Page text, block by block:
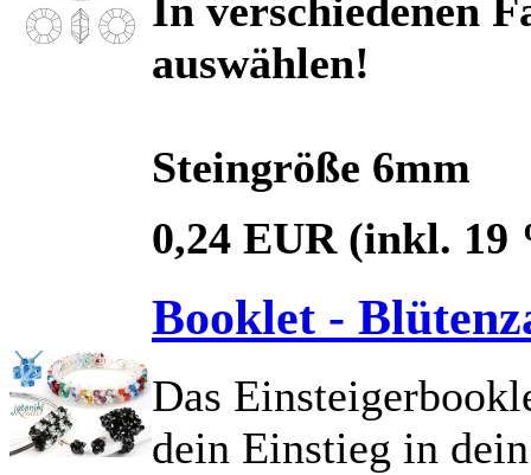
In verschiedenen
auswählen!
Steingröße 6mm
0,24 EUR (inkl. 19
Booklet -
Das
dein Einstieg in